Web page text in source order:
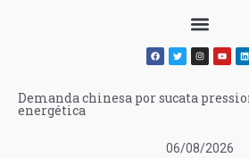
06/08/2026
Demanda chinesa por sucata
energética